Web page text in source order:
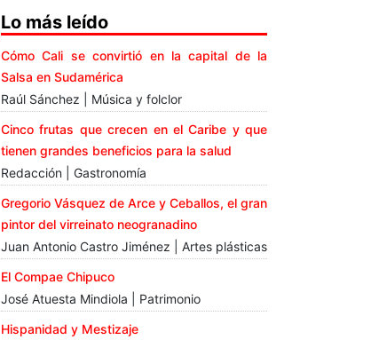
Lo más leído
Cómo Cali se convirtió en la capital de la
Salsa en Sudamérica
Raúl Sánchez | Música y folclor
Cinco frutas que crecen en el Caribe y que
tienen grandes beneficios para la salud
Redacción | Gastronomía
Gregorio Vásquez de Arce y Ceballos, el gran
pintor del virreinato neogranadino
Juan Antonio Castro Jiménez | Artes plásticas
El Compae Chipuco
José Atuesta Mindiola | Patrimonio
Hispanidad y Mestizaje